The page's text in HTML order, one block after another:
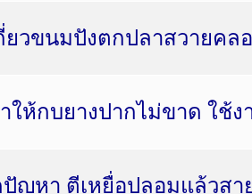
ยวขนมปังตกปลาสวายคล
ให้กบยางปากไม่ขาด ใช้ง
ญหา ตีเหยื่อปลอมแล้วสา